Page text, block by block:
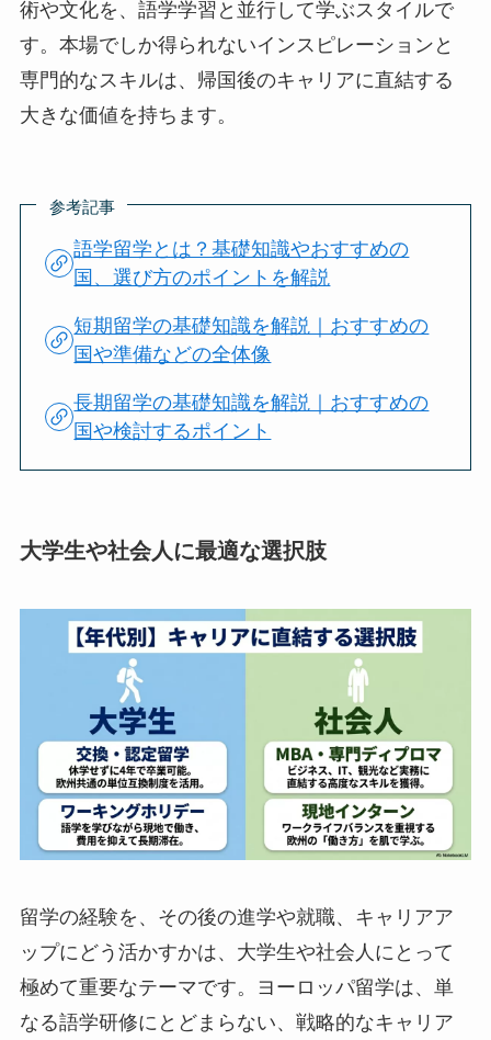
術や文化を、語学学習と並行して学ぶスタイルで
す。本場でしか得られないインスピレーションと
専門的なスキルは、帰国後のキャリアに直結する
大きな価値を持ちます。
参考記事
語学留学とは？基礎知識やおすすめの
国、選び方のポイントを解説
短期留学の基礎知識を解説｜おすすめの
国や準備などの全体像
長期留学の基礎知識を解説｜おすすめの
国や検討するポイント
大学生や社会人に最適な選択肢
留学の経験を、その後の進学や就職、キャリアア
ップにどう活かすかは、大学生や社会人にとって
極めて重要なテーマです。ヨーロッパ留学は、単
なる語学研修にとどまらない、戦略的なキャリア